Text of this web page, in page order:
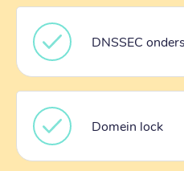
DNSSEC
Domein lock